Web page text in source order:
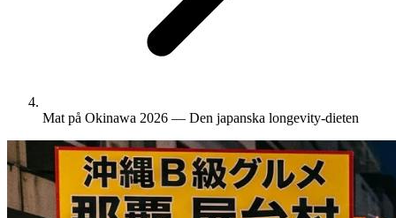
Mat på Okinawa 2026 — Den japanska longevity-dieten